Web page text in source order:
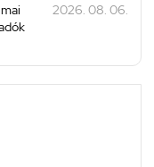
2026. 08. 06.